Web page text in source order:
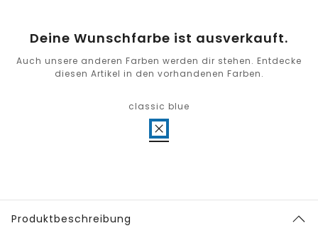
Deine Wunschfarbe ist ausverkauft.
Auch unsere anderen Farben werden dir stehen. Entdecke
diesen Artikel in den vorhandenen Farben.
classic blue
Produktbeschreibung